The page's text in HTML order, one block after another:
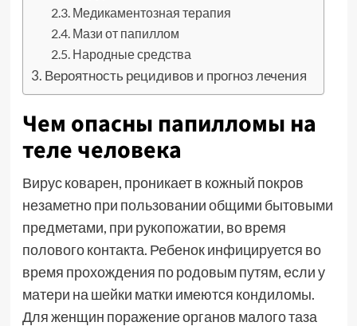
Медикаментозная терапия
Мази от папиллом
Народные средства
Вероятность рецидивов и прогноз лечения
Чем опасны папилломы на
теле человека
Вирус коварен, проникает в кожный покров
незаметно при пользовании общими бытовыми
предметами, при рукопожатии, во время
полового контакта. Ребенок инфицируется во
время прохождения по родовым путям, если у
матери на шейки матки имеются кондиломы.
Для женщин поражение органов малого таза